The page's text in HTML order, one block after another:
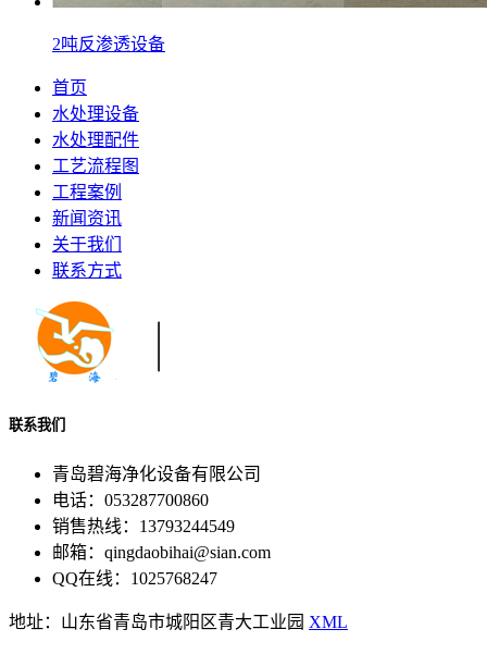
2吨反渗透设备
首页
水处理设备
水处理配件
工艺流程图
工程案例
新闻资讯
关于我们
联系方式
联系我们
青岛碧海净化设备有限公司
电话：053287700860
销售热线：13793244549
邮箱：qingdaobihai@sian.com
QQ在线：1025768247
地址：山东省青岛市城阳区青大工业园 XML